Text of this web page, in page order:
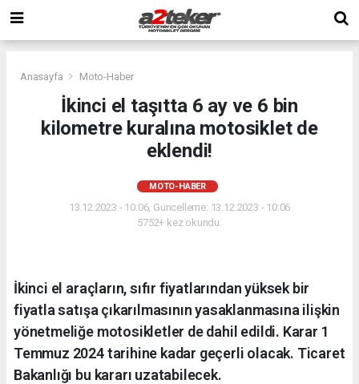
Anasayfa Moto-Haber
İkinci el taşıtta 6 ay ve 6 bin
kilometre kuralına motosiklet de
eklendi!
MOTO-HABER
13.12.2023 - 10:06, Güncelleme: 13.12.2023 - 10:06
5752+ kez okundu.
İkinci el araçların, sıfır fiyatlarından yüksek bir
fiyatla satışa çıkarılmasının yasaklanmasına ilişkin
yönetmeliğe motosikletler de dahil edildi. Karar 1
Temmuz 2024 tarihine kadar geçerli olacak. Ticaret
Bakanlığı bu kararı uzatabilecek.